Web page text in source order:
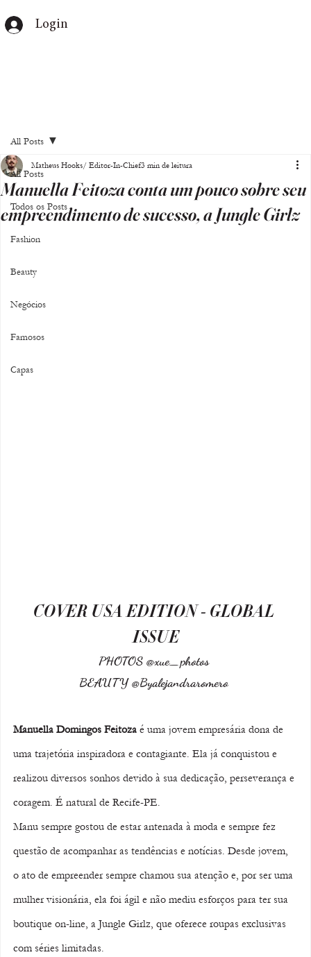
Login
All Posts
Todos os Posts
Fashion
Beauty
Negócios
Famosos
Capas
All Posts
Manuella Feitoza conta um pouco sobre seu
empreendimento de sucesso, a Jungle Girlz
Matheus Hooks/ Editor-In-Chief3 min de leitura
COVER USA EDITION - GLOBAL
ISSUE
PHOTOS @xue_photos
BEAUTY @Byalejandraromero
Manuella Domingos Feitoza é uma jovem empresária dona de
uma trajetória inspiradora e contagiante. Ela já conquistou e
realizou diversos sonhos devido à sua dedicação, perseverança e
coragem. É natural de Recife-PE.
Manu sempre gostou de estar antenada à moda e sempre fez
questão de acompanhar as tendências e notícias. Desde jovem,
o ato de empreender sempre chamou sua atenção e, por ser uma
mulher visionária, ela foi ágil e não mediu esforços para ter sua
boutique on-line, a Jungle Girlz, que oferece roupas exclusivas
com séries limitadas.